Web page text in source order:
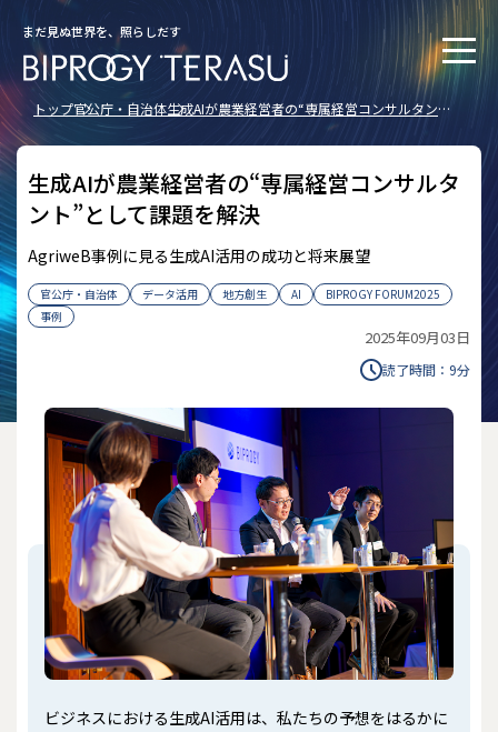
まだ見ぬ世界を、照らしだす
トップ官公庁・自治体生成AIが農業経営者の“専属経営コンサルタン
生成AIが農業経営者の“専属経営コンサルタ
ント”として課題を解決
AgriweB事例に見る生成AI活用の成功と将来展望
官公庁・自治体 データ活用 地方創生 AI
BIPROGY FORUM2025
事例
2025年09月03日
読了時間： 9分
ビジネスにおける生成AI活用は、私たちの予想をはるかに